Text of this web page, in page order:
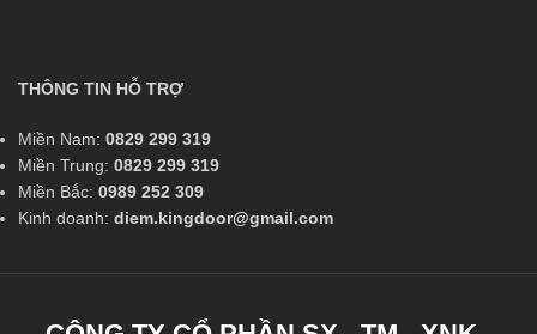
THÔNG TIN HỖ TRỢ
Miền Nam: 0829 299 319
Miền Trung: 0829 299 319
Miền Bắc: 0989 252 309
Kinh doanh: diem.kingdoor@gmail.com